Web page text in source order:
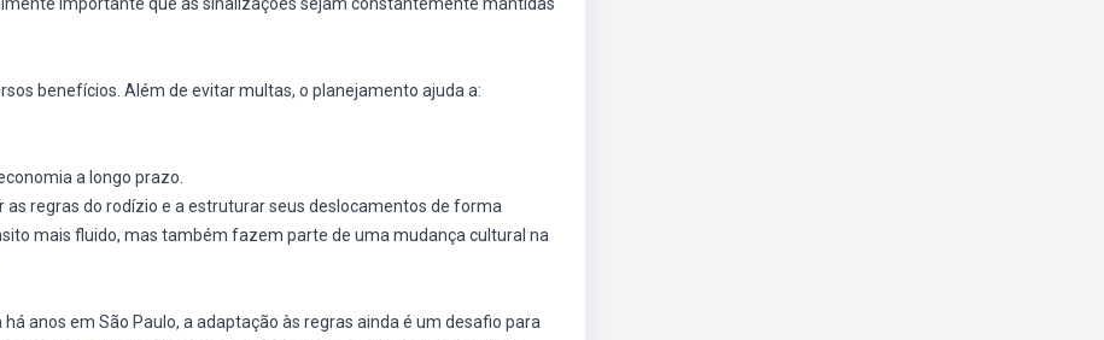
benefícios. Além de evitar multas, o planejamento ajuda a:
a longo prazo.
regras do rodízio e a estruturar seus deslocamentos de forma
mais fluido, mas também fazem parte de uma mudança cultural na
anos em São Paulo, a adaptação às regras ainda é um desafio para